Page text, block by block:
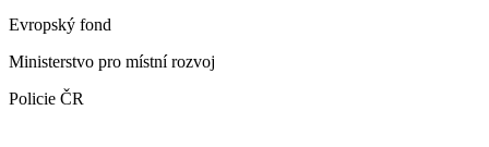
Evropský fond
Ministerstvo pro místní rozvoj
Policie ČR